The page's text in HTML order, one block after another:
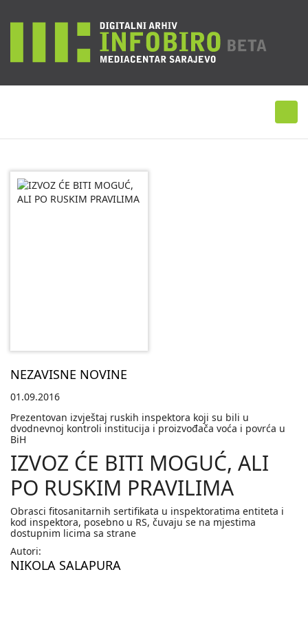
NEZAVISNE NOVINE
01.09.2016
Prezentovan izvještaj ruskih inspektora koji su bili u
dvodnevnoj kontroli institucija i proizvođača voća i povrća u
BiH
IZVOZ ĆE BITI MOGUĆ, ALI
PO RUSKIM PRAVILIMA
Obrasci fitosanitarnih sertifikata u inspektoratima entiteta i
kod inspektora, posebno u RS, čuvaju se na mjestima
dostupnim licima sa strane
Autori:
NIKOLA SALAPURA